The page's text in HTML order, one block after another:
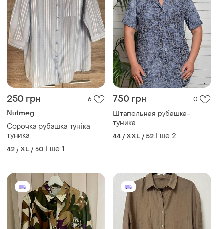
250 грн 6
Nutmeg
Сорочка рубашка туніка
туника
42 / XL / 50 і ще 1
750 грн 0
Штапельная рубашка-
туника
44 / XXL / 52 і ще 2